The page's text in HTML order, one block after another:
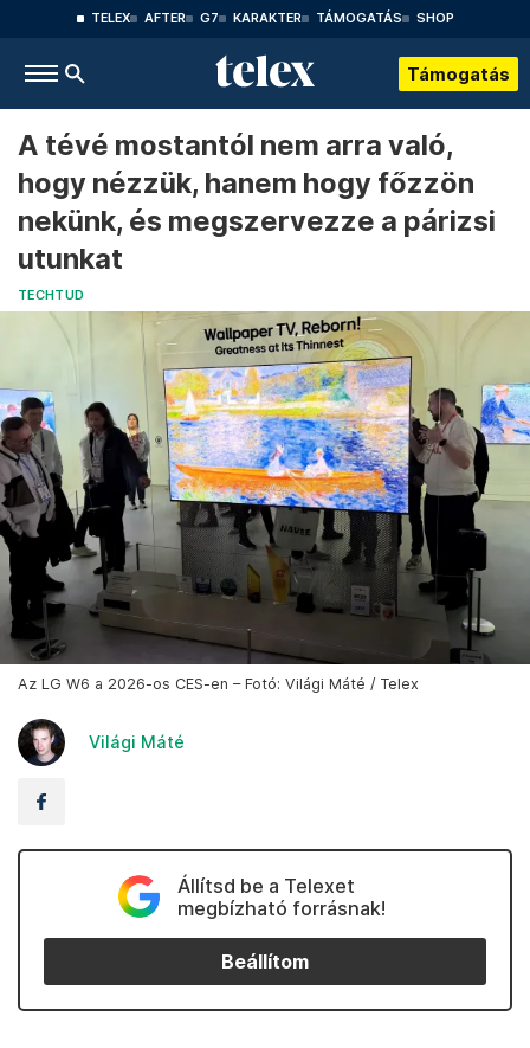
TELEX AFTER G7 KARAKTER TÁMOGATÁS SHOP
Támogatás
A tévé mostantól nem arra való,
hogy nézzük, hanem hogy főzzön
nekünk, és megszervezze a párizsi
utunkat
TECHTUD
Az LG W6 a 2026-os CES-en – Fotó: Világi Máté / Telex
Világi Máté
Állítsd be a Telexet
megbízható forrásnak!
Beállítom